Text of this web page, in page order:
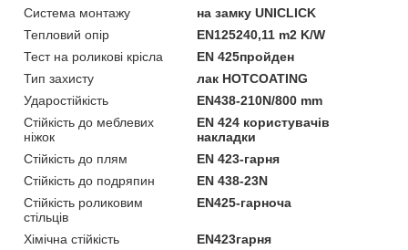
Система монтажу
на замку UNICLICK
Тепловий опір
ЕN125240,11 m2 K/W
Тест на роликові крісла
EN 425пройден
Тип захисту
лак HOTCOATING
Ударостійкість
ЕN438-210N/800 mm
Стійкість до меблевих
ніжок
EN 424 користувачів
накладки
Стійкість до плям
ЕN 423-гарня
Стійкість до подряпин
EN 438-23N
Стійкість роликовим
стільців
ЕN425-гарноча
Хімічна стійкість
ЕN423гарня